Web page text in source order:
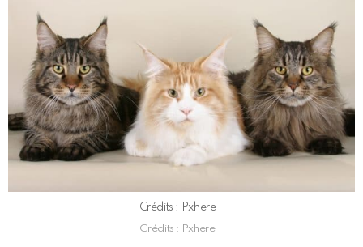
Crédits : Pxhere
Crédits : Pxhere